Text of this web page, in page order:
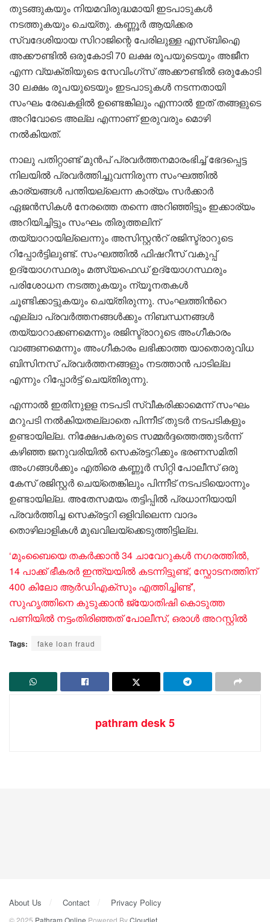
തുടങ്ങുകയും നിയമവിരുദ്ധമായി ഇടപാടുകൾ
നടത്തുകയും ചെയ്തു. കണ്ണൂർ ആയിക്കര
സ്വദേശിയായ സിറാജിന്റെ പേരിലുള്ള എസ്ബിഐ
അക്കൗണ്ടിൽ ഒരുകോടി 70 ലക്ഷ രൂപയുടെയും അജീന
എന്ന വ്യക്തിയുടെ സേവിം​ഗ്സ് അക്കൗണ്ടിൽ ഒരുകോടി
30 ലക്ഷം രൂപയുടെയും ഇടപാടുകൾ നടന്നതായി
സംഘം രേഖകളിൽ ഉണ്ടെങ്കിലും എന്നാൽ ഇത് തങ്ങളുടെ
അറിവോടെ അല്ല എന്നാണ് ഇരുവരും മൊഴി
നൽകിയത്.
നാലു പതിറ്റാണ്ട് മുൻപ് പ്രവർത്തനമാരംഭിച്ച് ഭേദപ്പെട്ട
നിലയിൽ പ്രവർത്തിച്ചുവന്നിരുന്ന സംഘത്തിൽ
കാര്യങ്ങൾ പന്തിയല്ലെന്ന കാര്യം സർക്കാർ
ഏജൻസികൾ നേരത്തെ തന്നെ അറി‍ഞ്ഞിട്ടും ഇക്കാര്യം
അറിയിച്ചിട്ടും സംഘം തിരുത്തലിന്
തയ്യാറായില്ലെന്നും അസിസ്റ്റൻറ് രജിസ്ട്രാറുടെ
റിപ്പോർട്ടിലുണ്ട്. സംഘത്തിൽ ഫിഷറീസ് വകുപ്പ്
ഉദ്യോഗസ്ഥരും മത്സ്യഫെഡ് ഉദ്യോഗസ്ഥരും
പരിശോധന നടത്തുകയും ന്യൂനതകൾ
ചൂണ്ടിക്കാട്ടുകയും ചെയ്തിരുന്നു. സംഘത്തിൻറെ
എല്ലാ പ്രവർത്തനങ്ങൾക്കും നിബന്ധനങ്ങൾ
തയ്യാറാക്കണമെന്നും രജിസ്ട്രാറുടെ അംഗീകാരം
വാങ്ങണമെന്നും അംഗീകാരം ലഭിക്കാത്ത യാതൊരുവിധ
ബിസിനസ് പ്രവർത്തനങ്ങളും നടത്താൻ പാടില്ല
എന്നും റിപ്പോർട്ട് ചെയ്തിരുന്നു.
എന്നാൽ ഇതിനുളള നടപടി സ്വീകരിക്കാമെന്ന് സംഘം
മറുപടി നൽകിയതല്ലാതെ പിന്നീട് തുടർ നടപടികളും
ഉണ്ടായില്ല. നിക്ഷേപകരുടെ സമ്മർദ്ദത്തെത്തുടർന്ന്
കഴിഞ്ഞ ജനുവരിയിൽ സെക്രട്ടറിക്കും ഭരണസമിതി
അംഗങ്ങൾക്കും എതിരെ കണ്ണൂർ സിറ്റി പോലീസ് ഒരു
കേസ് രജിസ്റ്റർ ചെയ്തെങ്കിലും പിന്നീട് നടപടിയൊന്നും
ഉണ്ടായില്ല. അതേസമയം തട്ടിപ്പിൽ പ്രധാനിയായി
പ്രവർത്തിച്ച സെക്രട്ടറി ഒളിവിലെന്ന വാദം
തൊഴിലാളികൾ മുഖവിലയ്ക്കെടുത്തിട്ടില്ല.
‘മുംബൈയെ തകർക്കാൻ 34 ചാവേറുകൾ ന​ഗരത്തിൽ,
14 പാക്ക് ഭീകരർ ഇന്ത്യയിൽ കടന്നിട്ടുണ്ട്, സ്ഫോടനത്തിന്
400 കിലോ ആർഡിഎക്സും എത്തിച്ചിണ്ട്’,
സുഹൃത്തിനെ കുടുക്കാൻ ജ്യോതിഷി കൊടുത്ത
പണിയിൽ നട്ടംതിരിഞ്ഞത് പോലീസ്, ഒരാൾ അറസ്റ്റിൽ
Tags: fake loan fraud
pathram desk 5
About Us Contact Privacy Policy
© 2025 Pathram Online Powered ByCloudjet